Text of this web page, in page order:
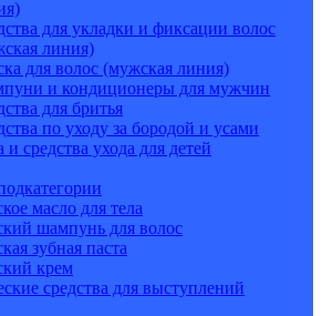
для укладки и фиксации волос
линия)
для волос (мужская линия)
и кондиционеры для мужчин
для бритья
по уходу за бородой и усами
и средства ухода для детей
масло для тела
шампунь для волос
зубная паста
крем
средства для выступлений